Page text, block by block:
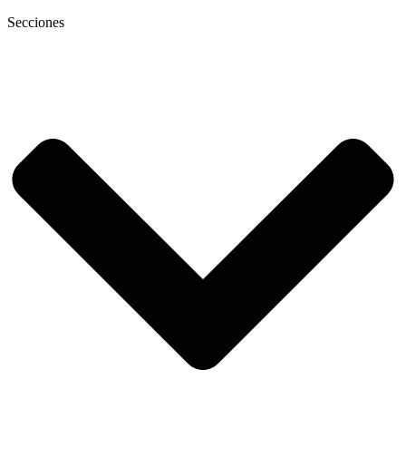
Secciones